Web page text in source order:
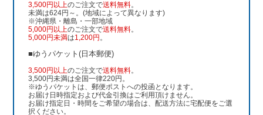
3,500円以上のご注文で送料無料。
未満は624円～。(地域によって異なります)
※沖縄県・離島・一部地域
5,000円以上のご注文で送料無料。
5,000円未満は1,200円 。
■ゆうパケット(日本郵便)
3,500円以上のご注文で送料無料。
3,500円未満は全国一律220円。
※ゆうパケットは、郵便ポストへの投函となります。
お届け日時指定および代金引換はご利用頂けません。
お届け指定日・時間をご希望の場合は、配送方法に宅配便をご選
択ください。